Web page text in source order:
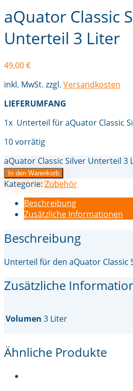
aQuator Classic
Unterteil 3 Liter
49,00€
inkl. MwSt. zzgl. Versandkosten
LIEFERUMFANG
1x Unterteil für aQuator Classic
10 vorrätig
aQuator Classic Silver Unterteil 3
In den Warenkorb
Kategorie: Zubehör
Beschreibung
Zusätzliche Informationen
Beschreibung
Unterteil für den aQuator Classic
Zusätzliche
Volumen 3 Liter
Ähnliche Produkte